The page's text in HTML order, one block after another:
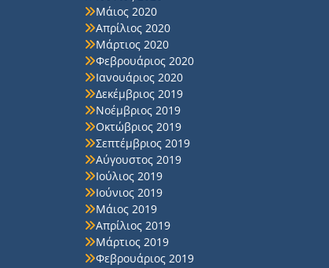
Μάιος 2020
Απρίλιος 2020
Μάρτιος 2020
Φεβρουάριος 2020
Ιανουάριος 2020
Δεκέμβριος 2019
Νοέμβριος 2019
Οκτώβριος 2019
Σεπτέμβριος 2019
Αύγουστος 2019
Ιούλιος 2019
Ιούνιος 2019
Μάιος 2019
Απρίλιος 2019
Μάρτιος 2019
Φεβρουάριος 2019